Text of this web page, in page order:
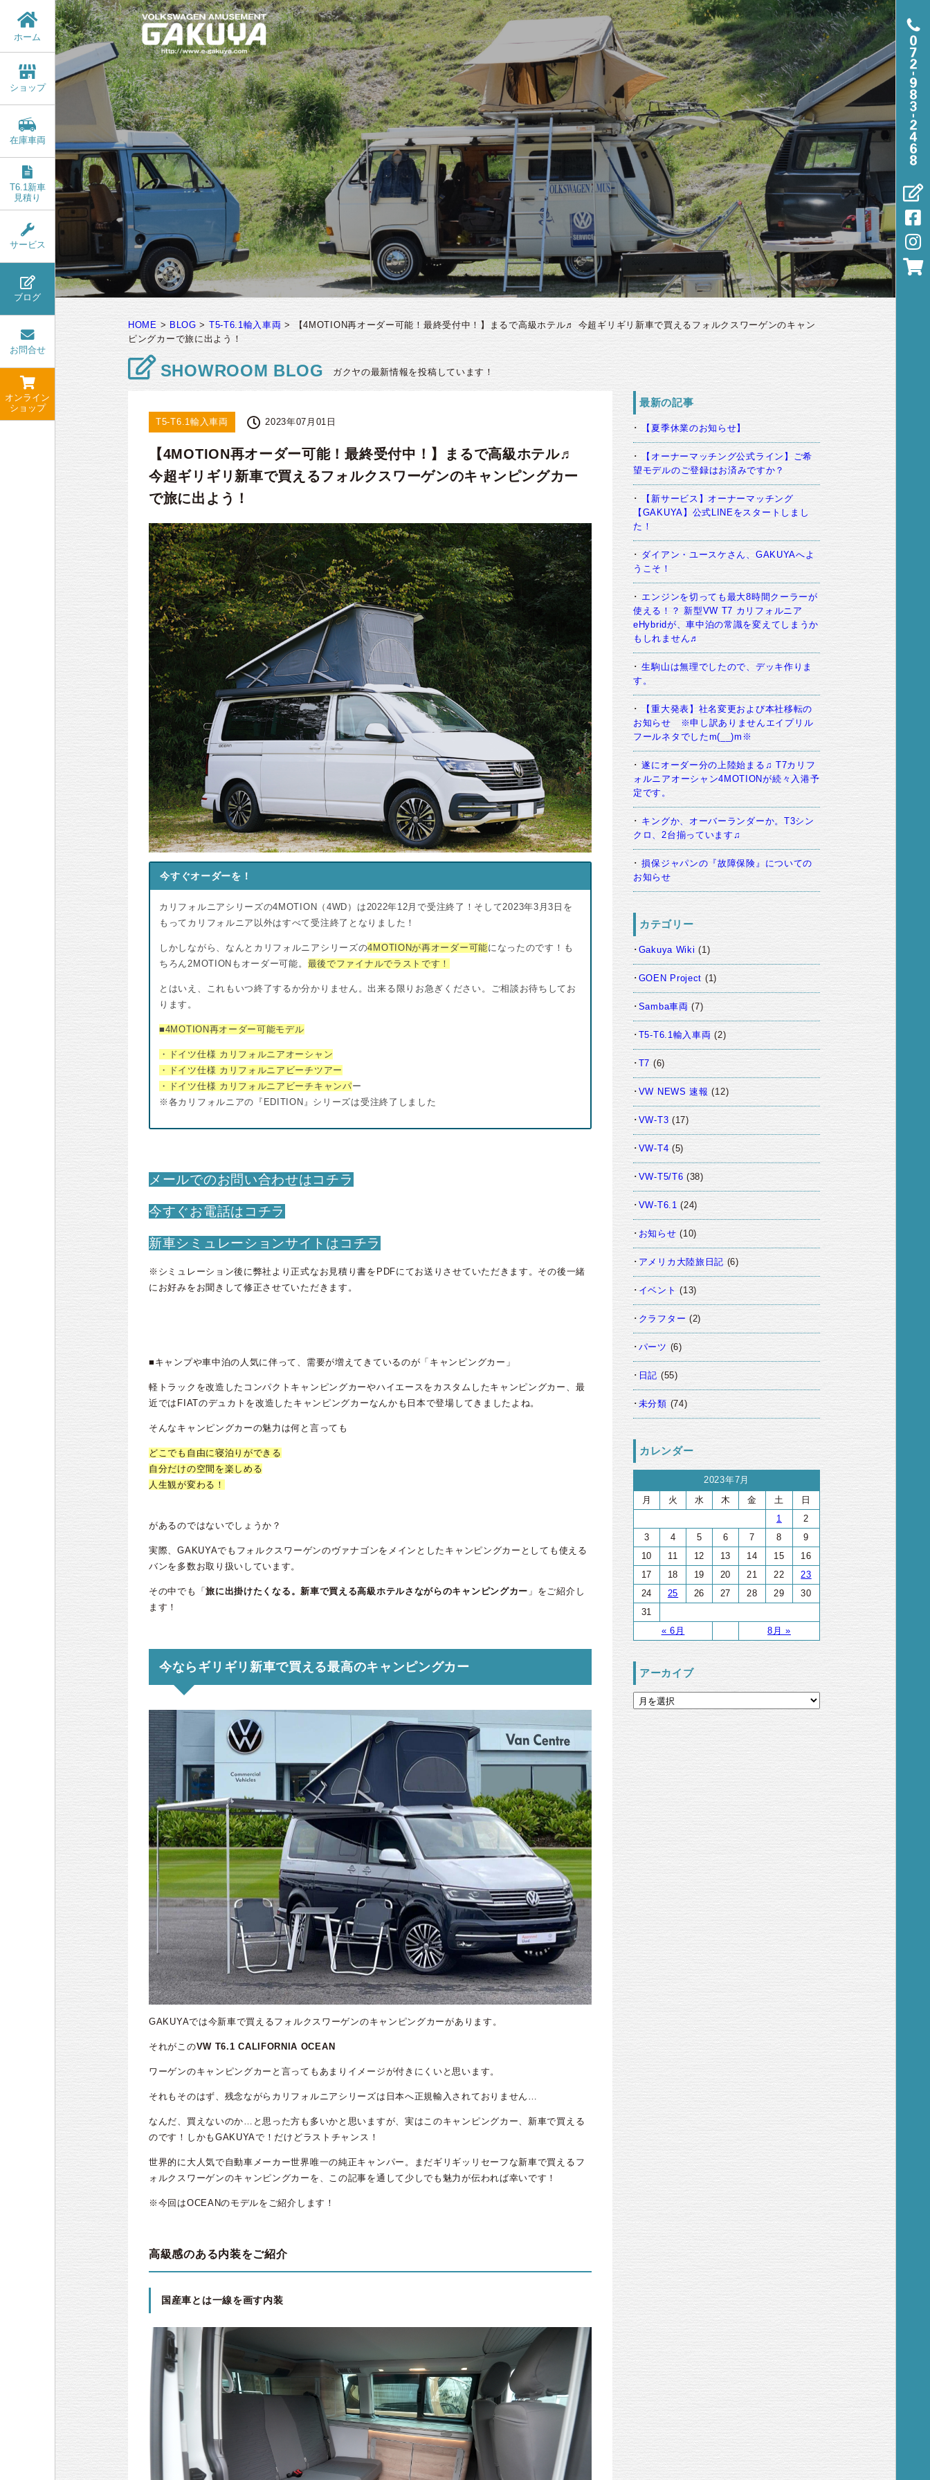
ホーム
ショップ
在庫車両
T6.1新車
見積り
サービス
ブログ
お問合せ
オンライン
ショップ
HOME > BLOG > T5-T6.1輸入車両 >
【4MOTION再オーダー可能！最終受付中！】まるで高級ホテル♬ 今超ギリギリ新車で買えるフォルクスワーゲンのキャン
ピングカーで旅に出よう！
SHOWROOM BLOG ガクヤの最新情報を投稿しています！
T5-T6.1輸入車両 2023年07月01日
【4MOTION再オーダー可能！最終受付中！】まるで高級ホテル♬
今超ギリギリ新車で買えるフォルクスワーゲンのキャンピングカー
で旅に出よう！
今すぐオーダーを！
カリフォルニアシリーズの4MOTION（4WD）は2022年12月で受注終了！そして2023年3月3日を
もってカリフォルニア以外はすべて受注終了となりました！
しかしながら、なんとカリフォルニアシリーズの4MOTIONが再オーダー可能になったのです！も
ちろん2MOTIONもオーダー可能。 最後でファイナルでラストです！
とはいえ、これもいつ終了するか分かりません。出来る限りお急ぎください。ご相談お待ちしてお
ります。
■4MOTION再オーダー可能モデル
・ドイツ仕様 カリフォルニアオーシャン
・ドイツ仕様 カリフォルニアビーチツアー
・ドイツ仕様 カリフォルニアビーチキャンパー
※各カリフォルニアの『EDITION』シリーズは受注終了しました
メールでのお問い合わせはコチラ
今すぐお電話はコチラ
新車シミュレーションサイトはコチラ
※シミュレーション後に弊社より正式なお見積り書をPDFにてお送りさせていただきます。その後一緒
にお好みをお聞きして修正させていただきます。
■キャンプや車中泊の人気に伴って、需要が増えてきているのが「キャンピングカー」
軽トラックを改造したコンパクトキャンピングカーやハイエースをカスタムしたキャンピングカー、最
近ではFIATのデュカトを改造したキャンピングカーなんかも日本で登場してきましたよね。
そんなキャンピングカーの魅力は何と言っても
どこでも自由に寝泊りができる
自分だけの空間を楽しめる
人生観が変わる！
があるのではないでしょうか？
実際、GAKUYAでもフォルクスワーゲンのヴァナゴンをメインとしたキャンピングカーとしても使える
バンを多数お取り扱いしています。
その中でも「旅に出掛けたくなる。新車で買える高級ホテルさながらのキャンピングカー 」をご紹介し
ます！
今ならギリギリ新車で買える最高のキャンピングカー
GAKUYAでは今新車で買えるフォルクスワーゲンのキャンピングカーがあります。
それがこのVW T6.1 CALIFORNIA OCEAN
ワーゲンのキャンピングカーと言ってもあまりイメージが付きにくいと思います。
それもそのはず、残念ながらカリフォルニアシリーズは日本へ正規輸入されておりません…
なんだ、買えないのか…と思った方も多いかと思いますが、実はこのキャンピングカー、新車で買える
のです！しかもGAKUYAで！だけどラストチャンス！
世界的に大人気で自動車メーカー世界唯一の純正キャンパー。まだギリギッリセーフな新車で買えるフ
ォルクスワーゲンのキャンピングカーを、この記事を通して少しでも魅力が伝われば幸いです！
※今回はOCEANのモデルをご紹介します！
高級感のある内装をご紹介
国産車とは一線を画す内装
最新の記事
【夏季休業のお知らせ】
【オーナーマッチング公式ライン】ご希
望モデルのご登録はお済みですか？
【新サービス】オーナーマッチング
【GAKUYA】公式LINEをスタートしまし
た！
ダイアン・ユースケさん、GAKUYAへよ
うこそ！
エンジンを切っても最大8時間クーラーが
使える！？ 新型VW T7 カリフォルニア
eHybridが、車中泊の常識を変えてしまうか
もしれません♬
生駒山は無理でしたので、デッキ作りま
す。
【重大発表】社名変更および本社移転の
お知らせ ※申し訳ありませんエイプリル
フールネタでしたm(__)m※
遂にオーダー分の上陸始まる♫ T7カリフ
ォルニアオーシャン4MOTIONが続々入港予
定です。
キングか、オーバーランダーか。T3シン
クロ、2台揃っています♫
損保ジャパンの『故障保険』についての
お知らせ
カテゴリー
Gakuya Wiki (1)
GOEN Project (1)
Samba車両 (7)
T5-T6.1輸入車両 (2)
T7 (6)
VW NEWS 速報 (12)
VW-T3 (17)
VW-T4 (5)
VW-T5/T6 (38)
VW-T6.1 (24)
お知らせ (10)
アメリカ大陸旅日記 (6)
イベント (13)
クラフター (2)
パーツ (6)
日記 (55)
未分類 (74)
カレンダー
2023年7月
月
火 水 木 金 土 日
« 6月 8月 »
1
2
3
4 5 6 7 8
9
10
11 12 13 14 15
16
17
18 19 20 21 22
23
24
25 26 27 28 29
30
31
アーカイブ